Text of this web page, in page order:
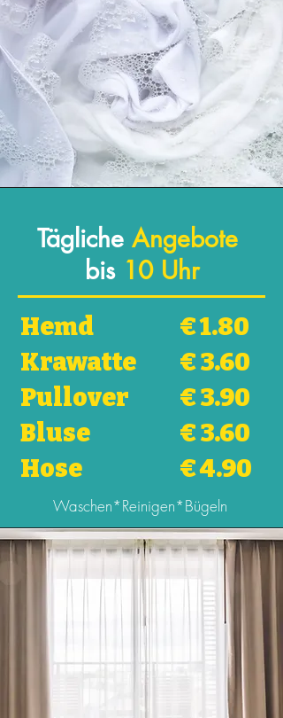
Tägliche Angebote
bis 10 Uhr
Hemd
Krawatte
Pullover
Bluse
Hose
€ 1.80
€ 3.60
€ 3.90
€ 3.60
€ 4.90
Waschen*Reinigen*Bügeln